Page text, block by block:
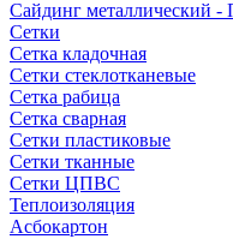
Сайдинг металлический -
Сетки
Сетка кладочная
Сетки стеклотканевые
Сетка рабица
Сетка сварная
Сетки пластиковые
Сетки тканные
Сетки ЦПВС
Теплоизоляция
Асбокартон